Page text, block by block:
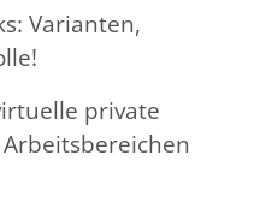
Varianten,
private